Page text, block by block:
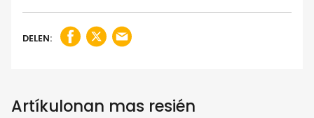
DELEN:
Artíkulonan mas resién